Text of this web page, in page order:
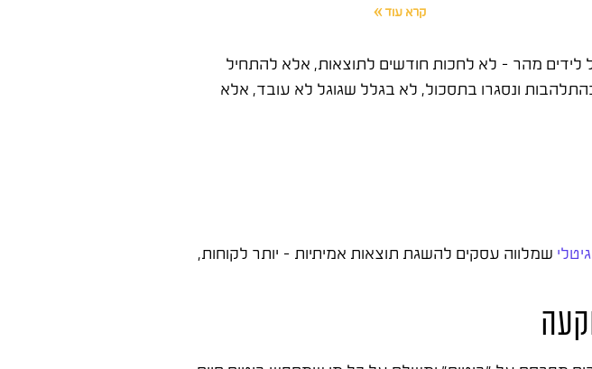
קרא עוד »
לידים מהר – לא לחכות חודשים לתוצאות, אלא להתחיל
מאות קמפיינים שנפתחו בהתלהבות ונסגרו בתסכול, לא בגלל שגוגל לא עובד, אלא
שמלווה עסקים להשגת תוצאות אמיתיות – יותר לקוחות,